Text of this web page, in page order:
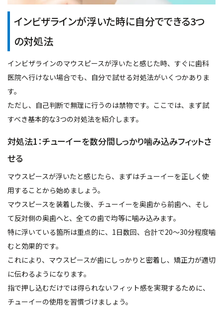
インビザラインが浮いた時に自分でできる3つ
の対処法
インビザラインのマウスピースが浮いたと感じた時、すぐに歯科
医院へ行けない場合でも、自分で試せる対処法がいくつかありま
す。
ただし、自己判断で無理に行うのは禁物です。ここでは、まず試
すべき基本的な3つの対処法を紹介します。
対処法1：チューイーを数分間しっかり噛み込みフィットさ
せる
マウスピースが浮いたと感じたら、まずはチューイーを正しく使
用することから始めましょう。
マウスピースを装着した後、チューイーを奥歯から前歯へ、そし
て反対側の奥歯へと、全ての歯で均等に噛み込みます。
特に浮いている箇所は重点的に、1日数回、合計で20〜30分程度噛
むと効果的です。
これにより、マウスピースが歯にしっかりと密着し、矯正力が適切
に伝わるようになります。
指で押し込むだけでは得られないフィット感を実現するために、
チューイーの使用を習慣づけましょう。